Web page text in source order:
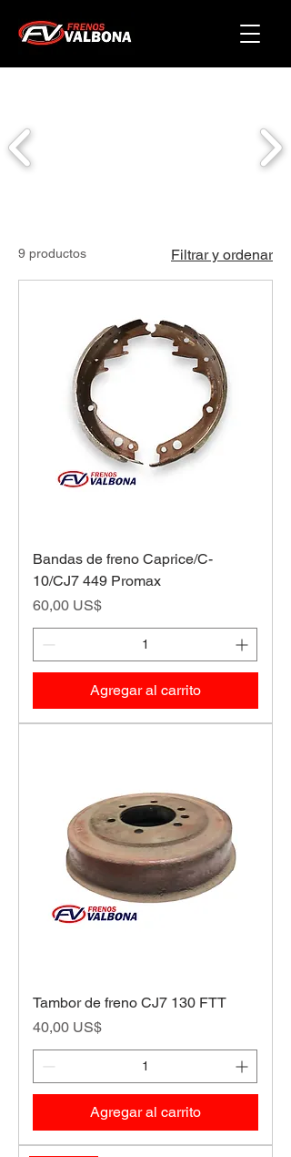
9 productos Filtrar y ordenar
Bandas de freno Caprice/C-
10/CJ7 449 Promax
Precio
60,00 US$
Agregar al carrito
Tambor de freno CJ7 130 FTT
Precio
40,00 US$
Agregar al carrito